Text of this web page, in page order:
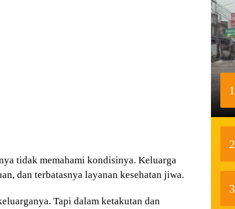
tidak memahami kondisinya. Keluarga
dan terbatasnya layanan kesehatan jiwa.
Tapi dalam ketakutan dan
1
2
3